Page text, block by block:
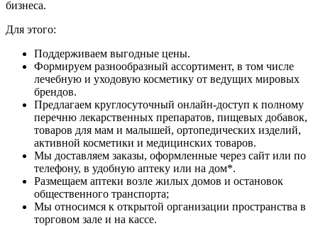
бизнеса.
Для этого:
Поддерживаем выгодные цены.
Формируем разнообразный ассортимент, в том числе
лечебную и уходовую косметику от ведущих мировых
брендов.
Предлагаем круглосуточный онлайн-доступ к полному
перечню лекарственных препаратов, пищевых добавок,
товаров для мам и малышей, ортопедических изделий,
активной косметики и медицинских товаров.
Мы доставляем заказы, оформленные через сайт или по
телефону, в удобную аптеку или на дом*.
Размещаем аптеки возле жилых домов и остановок
общественного транспорта;
Мы относимся к открытой организации пространства в
торговом зале и на кассе.